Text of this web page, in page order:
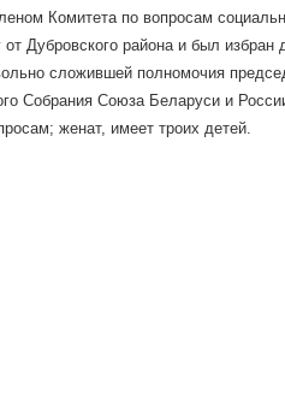
Комитета по вопросам
Дубровского района и был избран
сложившей полномочия
Собрания Союза Беларуси и
женат, имеет троих детей.